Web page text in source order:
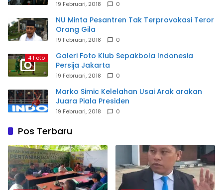
19 Februari, 2018 0
NU Minta Pesantren Tak Terprovokasi Teror
Orang Gila
19 Februari, 2018 0
4 Foto
Galeri Foto Klub Sepakbola Indonesia
Persija Jakarta
19 Februari, 2018 0
Marko Simic Kelelahan Usai Arak arakan
Juara Piala Presiden
19 Februari, 2018 0
Pos Terbaru